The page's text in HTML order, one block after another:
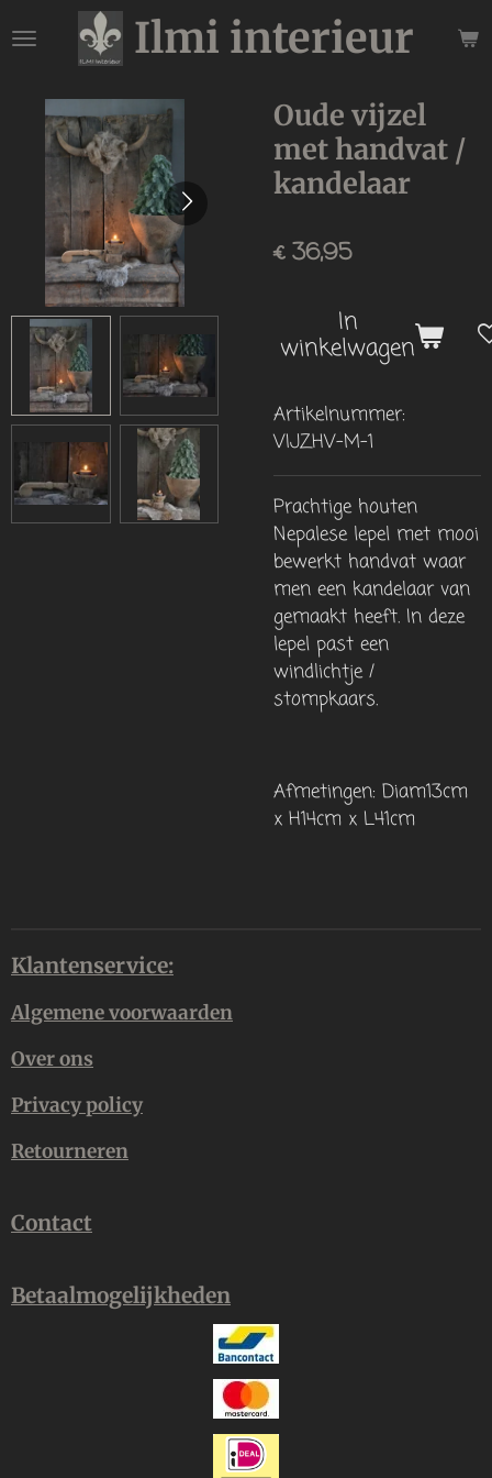
direct
hoofdinhoud
Ilmi interieur
Oude vijzel
met handvat /
kandelaar
€ 36,95
In
winkelwagen
Artikelnummer:
VIJZHV-M-1
Prachtige houten
Nepalese lepel met mooi
bewerkt handvat waar
men een kandelaar van
gemaakt heeft. In deze
lepel past een
windlichtje /
stompkaars.
Afmetingen: Diam13cm
x H14cm x L41cm
Klantenservice:
Algemene voorwaarden
Over ons
Privacy policy
Retourneren
Contact
Betaalmogelijkheden